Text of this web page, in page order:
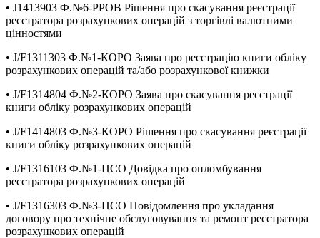
• J1413903 Ф.№6-РРОВ Рішення про скасування реєстрації
реєстратора розрахункових операцій з торгівлі валютними
цінностями
• J/F1311303 Ф.№1-КОРО Заява про реєстрацію книги обліку
розрахункових операцій та/або розрахункової книжки
• J/F1314804 Ф.№2-КОРО Заява про скасування реєстрації
книги обліку розрахункових операцій
• J/F1414803 Ф.№3-КОРО Рішення про скасування реєстрації
книги обліку розрахункових операцій
• J/F1316103 Ф.№1-ЦСО Довідка про опломбування
реєстратора розрахункових операцій
• J/F1316303 Ф.№3-ЦСО Повідомлення про укладання
договору про технічне обслуговування та ремонт реєстратора
розрахункових операцій